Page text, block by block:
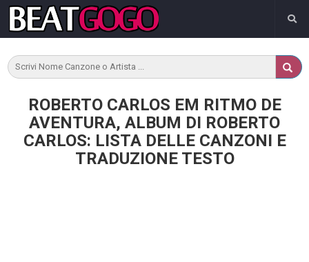
ROBERTO CARLOS EM RITMO DE
AVENTURA, ALBUM DI ROBERTO
CARLOS: LISTA DELLE CANZONI E
TRADUZIONE TESTO